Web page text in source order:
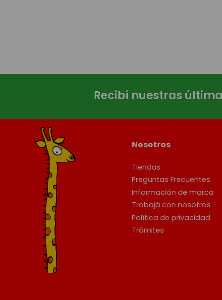
Recibí nuestras
Nosotros
Tiendas
Preguntas Frecuentes
Información de marca
Trabajá con nosotros
Política de privacidad
Trámites